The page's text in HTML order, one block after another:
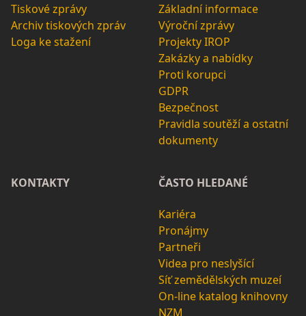
Tiskové zprávy
Archiv tiskových zpráv
Loga ke stažení
Základní informace
Výroční zprávy
Projekty IROP
Zakázky a nabídky
Proti korupci
GDPR
Bezpečnost
Pravidla soutěží a ostatní
dokumenty
KONTAKTY ČASTO HLEDANÉ
Kariéra
Pronájmy
Partneři
Videa pro neslyšící
Síť zemědělských muzeí
On-line katalog knihovny
NZM